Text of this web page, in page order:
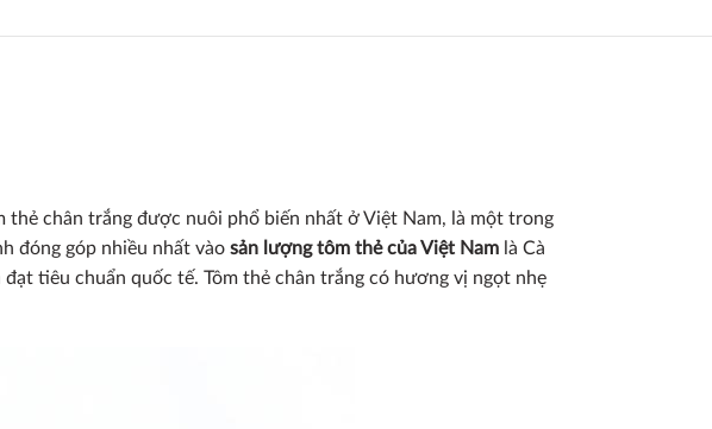
thẻ chân trắng được nuôi phổ biến nhất ở Việt Nam, là một trong
đóng góp nhiều nhất vào sản lượng tôm thẻ của Việt Nam là Cà
tiêu chuẩn quốc tế. Tôm thẻ chân trắng có hương vị ngọt nhẹ